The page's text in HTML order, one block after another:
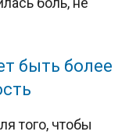
быть более
того, чтобы